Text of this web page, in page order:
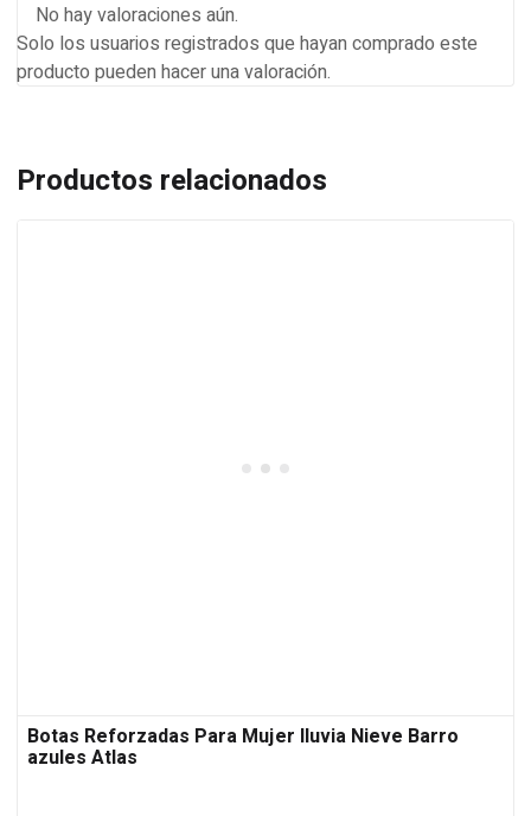
No hay valoraciones aún.
Solo los usuarios registrados que hayan comprado este
producto pueden hacer una valoración.
Productos relacionados
Botas Reforzadas Para Mujer lluvia Nieve Barro
azules Atlas